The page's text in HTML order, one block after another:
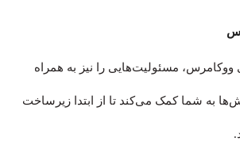
مسئولیت‌هایی را نیز به همراه
به شما کمک می‌کند تا از ابتدا زیرساخت